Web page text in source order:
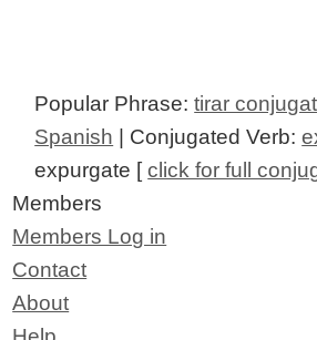
Popular Phrase:tirar
Spanish | Conjugated Verb:
expurgate [click for full
Members
Members Log in
Contact
About